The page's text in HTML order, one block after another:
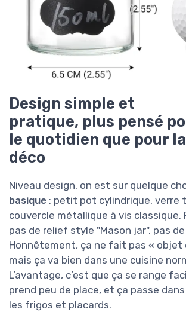
Design simple et
pratique, plus pensé
le quotidien que pour la
déco
Niveau design, on est sur quelque
basique : petit pot cylindrique, verre
couvercle métallique à vis classique.
pas de relief style "Mason jar", pas
Honnêtement, ça ne fait pas « objet
mais ça va bien dans une cuisine
L’avantage, c’est que ça se range
prend peu de place, et ça passe
les frigos et placards.